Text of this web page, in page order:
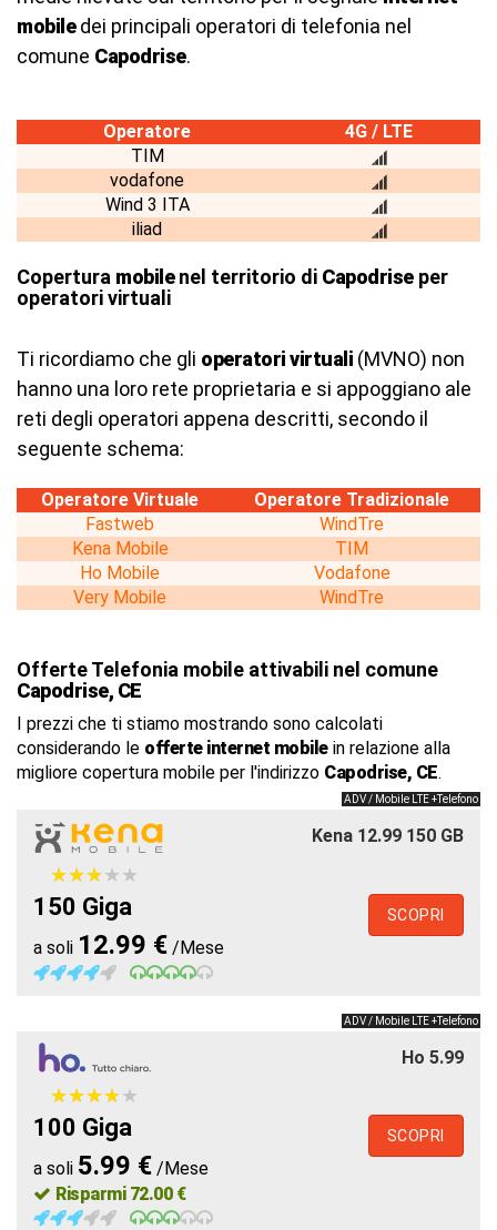
mobiledei principali operatori di telefonia nel
comune Capodrise.
Operatore
4G / LTE
TIM
vodafone
Wind 3 ITA
iliad
Copertura mobilenel territorio di Capodriseper
operatori virtuali
Ti ricordiamo che gli operatori virtuali (MVNO) non
hanno una loro rete proprietaria e si appoggiano ale
reti degli operatori appena descritti, secondo il
seguente schema:
Operatore Virtuale
Operatore Tradizionale
Fastweb
WindTre
Kena Mobile
TIM
Ho Mobile
Vodafone
Very Mobile
WindTre
Offerte Telefonia mobile attivabili nel comune
Capodrise, CE
I prezzi che ti stiamo mostrando sono calcolati
considerando le offerte internet mobilein relazione alla
migliore copertura mobile per l'indirizzo Capodrise, CE.
ADV / Mobile LTE +Telefono
Kena 12.99 150 GB
★★★★★
★★★★★
150 Giga
a soli 12.99 € /Mese
SCOPRI
ADV / Mobile LTE +Telefono
Ho 5.99
★★★★★
★★★★★
100 Giga
a soli 5.99 € /Mese
Risparmi 72.00 €
SCOPRI